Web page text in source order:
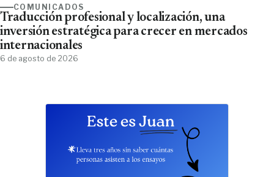
COMUNICADOS
Traducción profesional y localización, una
inversión estratégica para crecer en mercados
internacionales
6 de agosto de 2026